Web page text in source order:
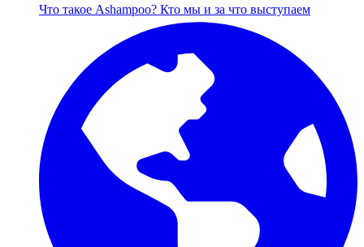
Что такое Ashampoo? Кто мы и за что выступаем